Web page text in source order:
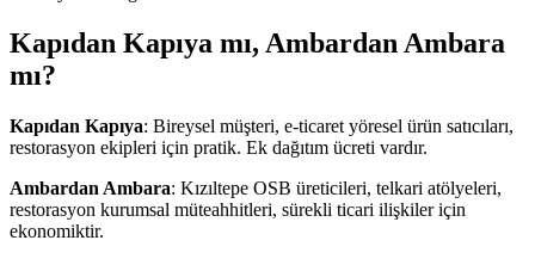
Kapıdan Kapıya mı, Ambardan Ambara
mı?
Kapıdan Kapıya: Bireysel müşteri, e-ticaret yöresel ürün satıcıları,
restorasyon ekipleri için pratik. Ek dağıtım ücreti vardır.
Ambardan Ambara: Kızıltepe OSB üreticileri, telkari atölyeleri,
restorasyon kurumsal müteahhitleri, sürekli ticari ilişkiler için
ekonomiktir.